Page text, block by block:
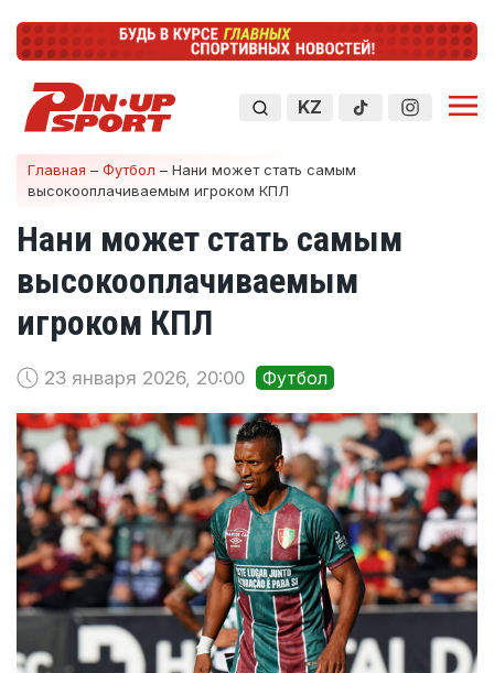
KZ
Главная – Футбол – Нани может стать самым
высокооплачиваемым игроком КПЛ
Нани может стать самым
высокооплачиваемым
игроком КПЛ
23 января 2026, 20:00 Футбол